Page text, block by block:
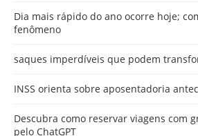
Dia mais rápido do ano ocorre hoje;
fenômeno
saques imperdíveis que podem
INSS orienta sobre aposentadoria
Descubra como reservar viagens com
pelo ChatGPT